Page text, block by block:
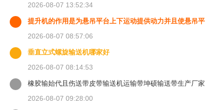
2026-08-07 13:52:34
提升机的作用是为悬吊平台上下运动提供动力并且使悬吊平
2026-08-07 08:57:06
垂直立式螺旋输送机哪家好
2026-08-07 08:14:53
橡胶输始代且伤送带皮带输送机运输带坤硕输送带生产厂家
2026-08-07 09:28:00